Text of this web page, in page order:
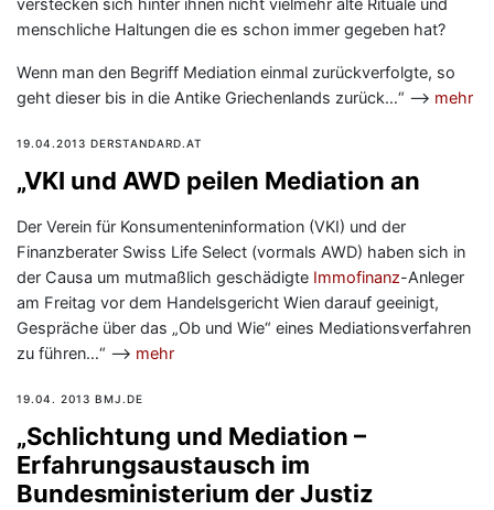
verstecken sich hinter ihnen nicht vielmehr alte Rituale und
menschliche Haltungen die es schon immer gegeben hat?
Wenn man den Begriff Mediation einmal zurückverfolgte, so
geht dieser bis in die Antike Griechenlands zurück…“ —> mehr
19.04.2013 DERSTANDARD.AT
„VKI und AWD peilen Mediation an
Der Verein für Konsumenteninformation (VKI) und der
Finanzberater Swiss Life Select (vormals AWD) haben sich in
der Causa um mutmaßlich geschädigte Immofinanz-Anleger
am Freitag vor dem Handelsgericht Wien darauf geeinigt,
Gespräche über das „Ob und Wie“ eines Mediationsverfahren
zu führen…“ —> mehr
19.04. 2013 BMJ.DE
„Schlichtung und Mediation –
Erfahrungsaustausch im
Bundesministerium der Justiz